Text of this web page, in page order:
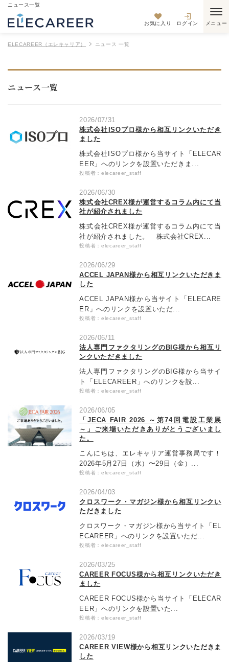
ニュース一覧
お気に入り ログイン
ELECAREER（エレキャリア） ニュース 一覧
ニュース一覧
2026/07/31
株式会社ISOプロ様から相互リンクいただき
ました
株式会社ISOプロ様から当サイト「ELECAR
EER」へのリンクを設置いただきま...
投稿者：elecareer_staff
2026/06/30
株式会社CREX様が運営するコラム内にて当
社が紹介されました
株式会社CREX様が運営するコラム内にて当
社が紹介されました。 株式会社CREX...
投稿者：elecareer_staff
2026/06/29
ACCEL JAPAN様から相互リンクいただきま
した
ACCEL JAPAN様から当サイト「ELECARE
ER」へのリンクを設置いただ...
投稿者：elecareer_staff
2026/06/11
法人専門ファクタリングのBIG様から相互リ
ンクいただきました
法人専門ファクタリングのBIG様から当サイ
ト「ELECAREER」へのリンクを設...
投稿者：elecareer_staff
2026/06/05
「JECA FAIR 2026 ～第74回電設工業展
～」ご来場いただきありがとうございまし
た。
こんにちは、エレキャリア運営事務局です！
2026年5月27日（水）〜29日（金）...
投稿者：elecareer_staff
2026/04/03
クロスワーク・マガジン様から相互リンクい
ただきました
クロスワーク・マガジン様から当サイト「EL
ECAREER」へのリンクを設置いただ...
投稿者：elecareer_staff
2026/03/25
CAREER FOCUS様から相互リンクいただき
ました
CAREER FOCUS様から当サイト「ELECAR
EER」へのリンクを設置いた...
投稿者：elecareer_staff
2026/03/19
CAREER VIEW様から相互リンクいただきま
した